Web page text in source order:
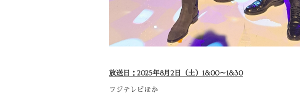
放送日：2025年8月2日（土）18:00～18:30
フジテレビほか